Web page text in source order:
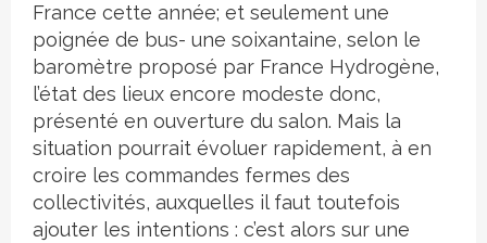
France cette année; et seulement une
poignée de bus- une soixantaine, selon le
baromètre proposé par France Hydrogène,
l’état des lieux encore modeste donc,
présenté en ouverture du salon. Mais la
situation pourrait évoluer rapidement, à en
croire les commandes fermes des
collectivités, auxquelles il faut toutefois
ajouter les intentions : c’est alors sur une